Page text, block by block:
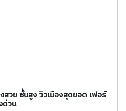
สวย ชั้นสูง วิวเมืองสุดยอด เฟอร์
ด่วน